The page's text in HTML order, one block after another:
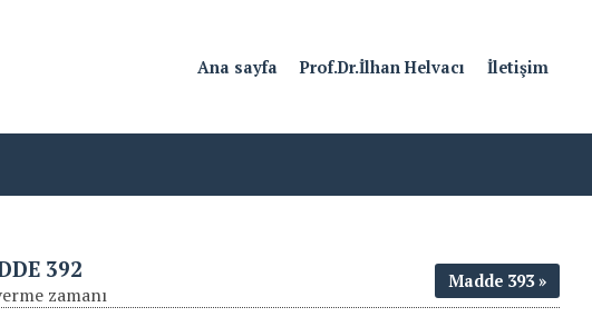
Ana sayfa Prof.Dr.İlhan Helvacı İletişim
392
zamanı
Madde 393